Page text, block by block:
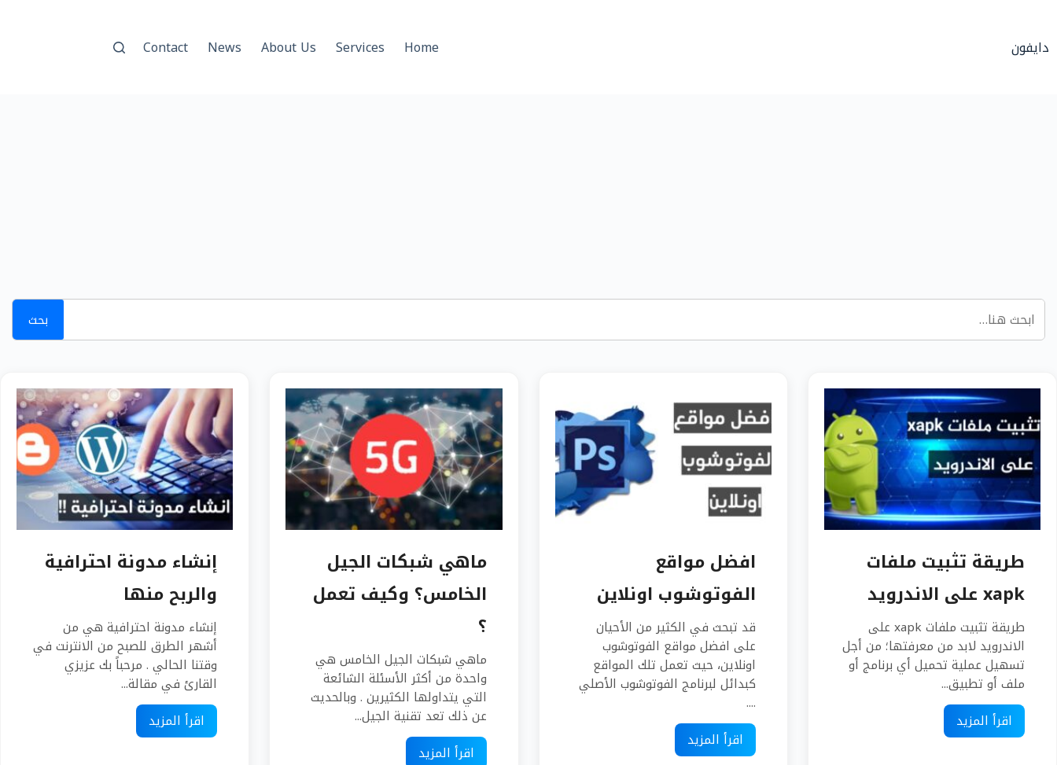
المحتوى
دايفون Home
Services
About Us
News
Contact
بحث
طريقة تثبيت ملفات
xapk على الاندرويد
طريقة تثبيت ملفات xapk على
الاندرويد لابد من معرفتها؛ من أجل
تسهيل عملية تحميل أي برنامج أو
ملف أو تطبيق...
اقرأ المزيد
افضل مواقع
الفوتوشوب اونلاين
قد تبحث في الكثير من الأحيان
على افضل مواقع الفوتوشوب
اونلاين، حيث تعمل تلك المواقع
كبدائل لبرنامج الفوتوشوب الأصلي
....
اقرأ المزيد
ماهي شبكات الجيل
الخامس؟ وكيف تعمل
؟
ماهي شبكات الجيل الخامس هي
واحدة من أكثر الأسئلة الشائعة
التي يتداولها الكثيرين . وبالحديث
عن ذلك تعد تقنية الجيل...
اقرأ المزيد
إنشاء مدونة احترافية
والربح منها
إنشاء مدونة احترافية هي من
أشهر الطرق للصبح من الانترنت في
وقتنا الحالي . مرحباً بك عزيزي
القارئ في مقالة...
اقرأ المزيد